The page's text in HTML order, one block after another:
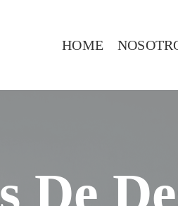
HOME
De